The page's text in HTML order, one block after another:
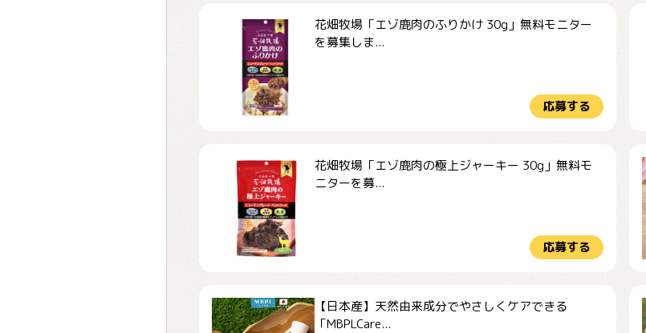
花畑牧場「エゾ鹿肉のふりかけ 30g」無料モニター
を募集しま...
応募する
花畑牧場「エゾ鹿肉の極上ジャーキー 30g」無料モ
ニターを募...
応募する
【日本産】天然由来成分でやさしくケアできる
「MBPLCare...